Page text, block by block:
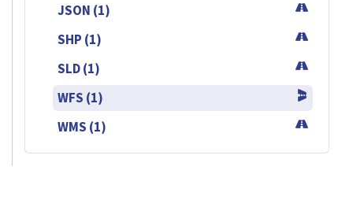
JSON (1)
SHP (1)
SLD (1)
WFS (1)
WMS (1)